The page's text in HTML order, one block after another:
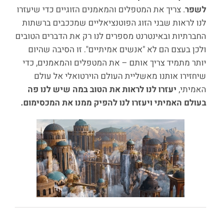
לשפר. צריך את המטפלים והמאמנים הזוגיים כדי שיעזרו
לנו לראות שבני הזוג הפוטנציאליים שמככבים ברשתות
החברתיות ובאינטרנט מספרים לנו רק את הדברים הטובים
ולכן בעצם הם לא "אנשים אמיתיים". זו הסיבה שהיום
יותר מתמיד צריך אותם – את המטפלים והמאמנים, כדי
שיחזירו אותנו מאשליית העולם הוירטואלי אל עולם
האמיתי, יעזרו לנו לראות את הטוב במה שיש לנו פה
בעולם האמיתי ויעזרו לנו להפיק ממנו את המכסימום.